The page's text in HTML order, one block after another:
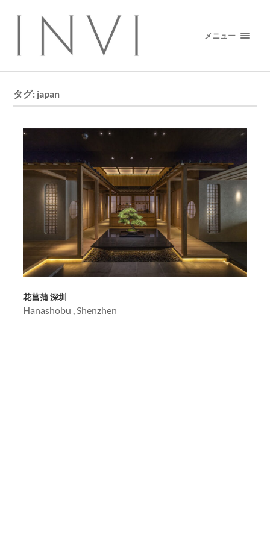
メニュー
タグ: japan
花菖蒲 深圳
Hanashobu , Shenzhen